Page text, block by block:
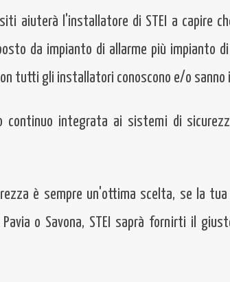
aiuterà l'installatore di STEI a capire
da impianto di allarme più impianto di
tutti gli installatori conoscono e/o sanno
continuo integrata ai sistemi di
è sempre un'ottima scelta, se la
Pavia o Savona, STEI saprà fornirti il